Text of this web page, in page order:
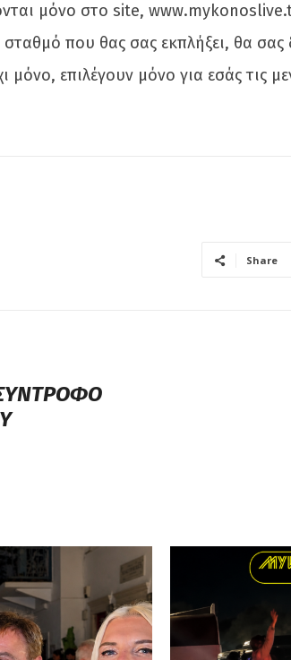
μόνο στο site,
που θας σας εκπλήξει, θα
επιλέγουν μόνο για εσάς τις
Share
ΣΥΝΤΡΟΦΟ